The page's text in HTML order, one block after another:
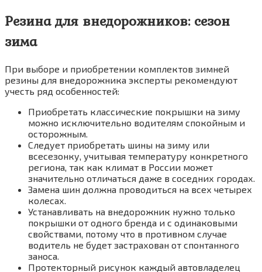
Резина для внедорожников: сезон
зима
При выборе и приобретении комплектов зимней
резины для внедорожника эксперты рекомендуют
учесть ряд особенностей:
Приобретать классические покрышки на зиму
можно исключительно водителям спокойным и
осторожным.
Следует приобретать шины на зиму или
всесезонку, учитывая температуру конкретного
региона, так как климат в России может
значительно отличаться даже в соседних городах.
Замена шин должна проводиться на всех четырех
колесах.
Устанавливать на внедорожник нужно только
покрышки от одного бренда и с одинаковыми
свойствами, потому что в противном случае
водитель не будет застрахован от спонтанного
заноса.
Протекторный рисунок каждый автовладелец